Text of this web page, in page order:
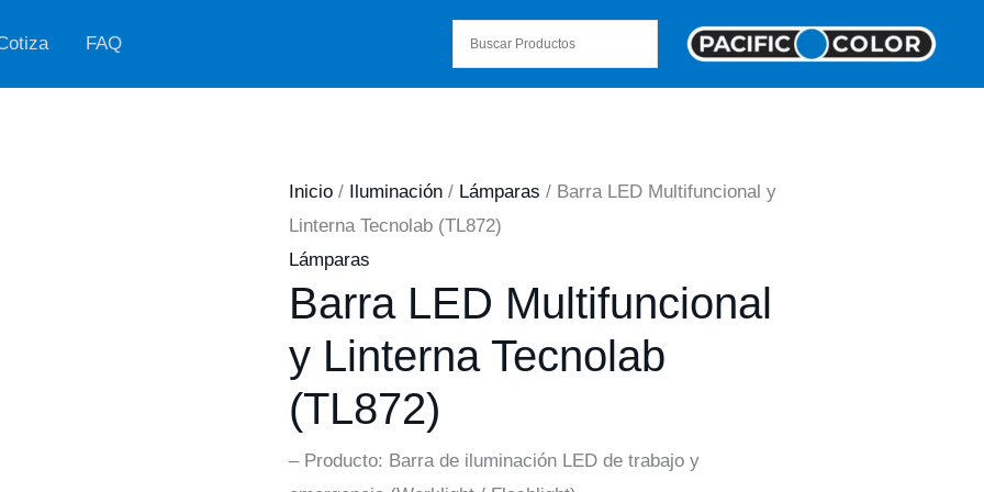
FAQ
Inicio/ Iluminación/ Lámparas / Barra LED Multifuncional y
Linterna Tecnolab (TL872)
Lámparas
Barra LED Multifuncional
y Linterna Tecnolab
(TL872)
– Producto: Barra de iluminación LED de trabajo y